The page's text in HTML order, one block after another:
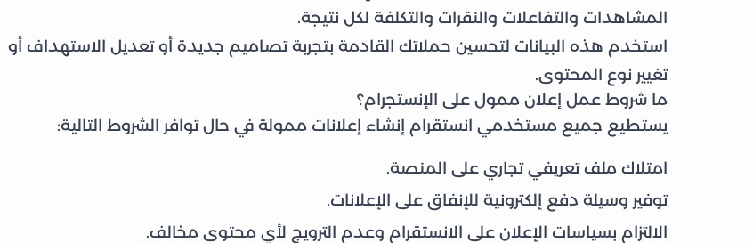
المشاهدات والتفاعلات والنقرات والتكلفة لكل نتيجة.
استخدم هذه البيانات لتحسين حملاتك القادمة بتجربة تصاميم جديدة أو تعديل الاستهداف أو
تغيير نوع المحتوى.
ما شروط عمل إعلان ممول على الإنستجرام؟
يستطيع جميع مستخدمي انستقرام إنشاء إعلانات ممولة في حال توافر الشروط التالية:
امتلاك ملف تعريفي تجاري على المنصة.
توفير وسيلة دفع إلكترونية للإنفاق على الإعلانات.
الالتزام بسياسات الإعلان على الانستقرام وعدم الترويج لأي محتوى مخالف.